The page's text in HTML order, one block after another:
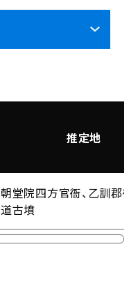
推定地
朝堂院四方官衙、乙訓郡衙
道古墳